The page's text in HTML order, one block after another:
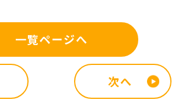
一覧ページへ
次へ